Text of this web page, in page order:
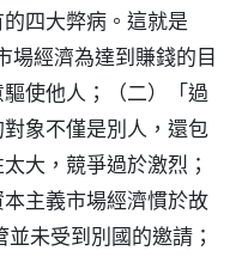
四大弊病。這就是
經濟為達到賺錢的目
使他人；（二）「過
象不僅是別人，還包
大，競爭過於激烈；
本主義市場經濟慣於故
未受到別國的邀請；